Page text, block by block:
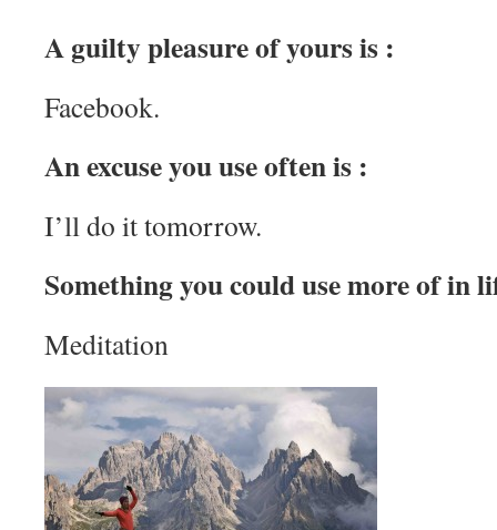
A guilty pleasure of yours is :
Facebook.
An excuse you use often is :
I’ll do it tomorrow.
Something you could use more of in
Meditation